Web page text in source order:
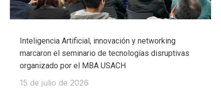
Inteligencia Artificial, innovación y networking
marcaron el seminario de tecnologías disruptivas
organizado por el MBA USACH
15 de julio de 2026